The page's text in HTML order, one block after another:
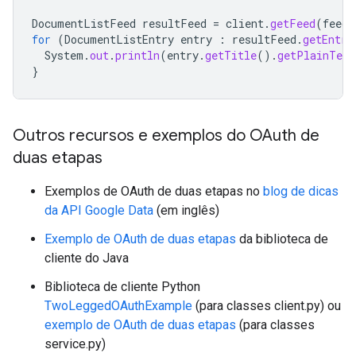
DocumentListFeed resultFeed = client.getFeed(
for (DocumentListEntry entry : resultFeed .
System .out.println(entry.getTitle().getPlainText
}
Outros recursos e exemplos do OAuth de
duas etapas
Exemplos de OAuth de duas etapas no blog de dicas
da API Google Data (em inglês)
Exemplo de OAuth de duas etapas da biblioteca de
cliente do Java
Biblioteca de cliente Python
TwoLeggedOAuthExample (para classes client.py) ou
exemplo de OAuth de duas etapas (para classes
service.py)